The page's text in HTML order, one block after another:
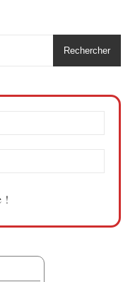
Rechercher